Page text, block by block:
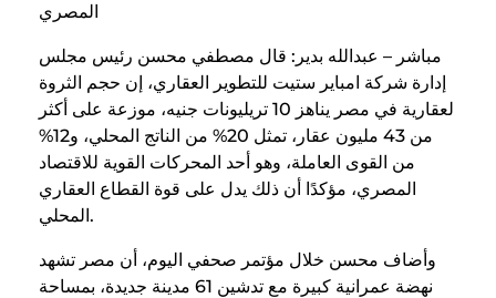
المصري
مباشر – عبدالله بدير: قال مصطفي محسن رئيس مجلس
إدارة شركة امباير ستيت للتطوير العقاري، إن حجم الثروة
لعقارية في مصر يناهز 10 تريليونات جنيه، موزعة على أكثر
من 43 مليون عقار، تمثل 20% من الناتج المحلي، و12%
من القوى العاملة، وهو أحد المحركات القوية للاقتصاد
المصري، مؤكدًا أن ذلك يدل على قوة القطاع العقاري
المحلي.
وأضاف محسن خلال مؤتمر صحفي اليوم، أن مصر تشهد
نهضة عمرانية كبيرة مع تدشين 61 مدينة جديدة، بمساحة